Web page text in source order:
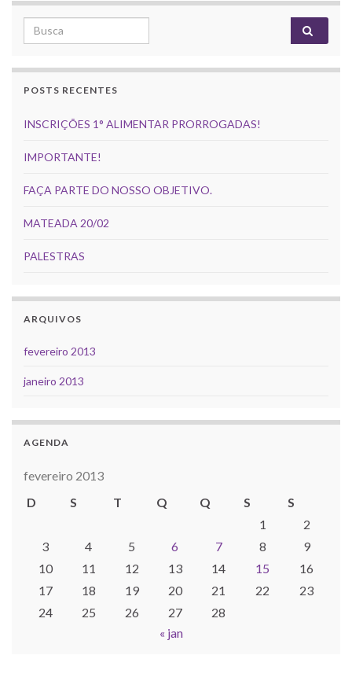
Search for:
POSTS RECENTES
INSCRIÇÕES 1° ALIMENTAR PRORROGADAS!
IMPORTANTE!
FAÇA PARTE DO NOSSO OBJETIVO.
MATEADA 20/02
PALESTRAS
ARQUIVOS
fevereiro 2013
janeiro 2013
AGENDA
fevereiro 2013
D
S T Q Q S
S
1
2
3
4 5 6 7 8
9
10
11 12 13 14 15
16
17
18 19 20 21 22
23
24
25 26 27
28
« jan